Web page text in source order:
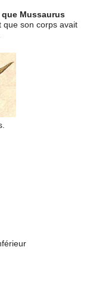
Mussaurus
que son corps avait